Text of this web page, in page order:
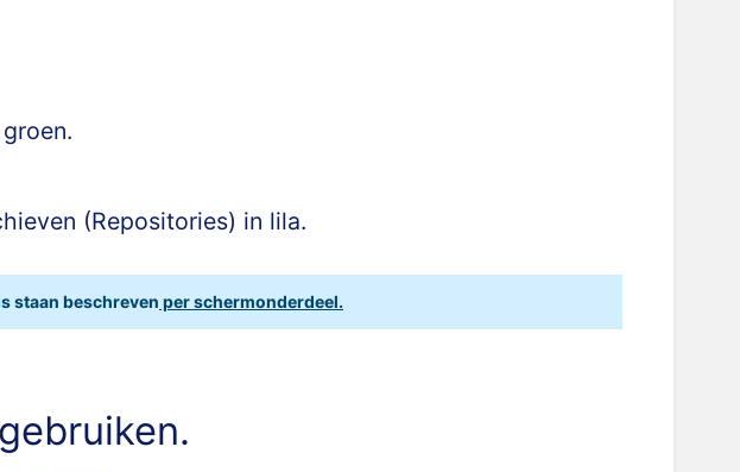
(Repositories) in lila.
staan beschreven per schermonderdeel.